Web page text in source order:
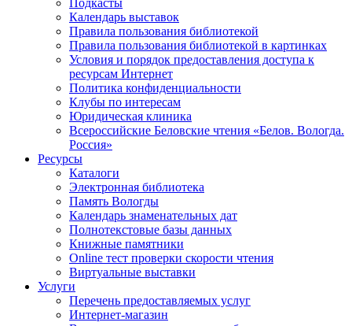
Подкасты
Календарь выставок
Правила пользования библиотекой
Правила пользования библиотекой в картинках
Условия и порядок предоставления доступа к
ресурсам Интернет
Политика конфиденциальности
Клубы по интересам
Юридическая клиника
Всероссийские Беловские чтения «Белов. Вологда.
Россия»
Ресурсы
Каталоги
Электронная библиотека
Память Вологды
Календарь знаменательных дат
Полнотекстовые базы данных
Книжные памятники
Online тест проверки скорости чтения
Виртуальные выставки
Услуги
Перечень предоставляемых услуг
Интернет-магазин